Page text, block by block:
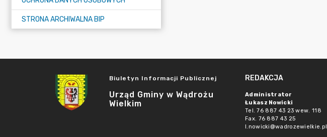
STRONA ARCHIWALNA BIP
Biuletyn Informacji Publicznej
Urząd Gminy w Wądrożu
Wielkim
REDAKCJA
Administrator
Łukasz Nowicki
Tel. 76 887 43 23 wew. 118
Fax. 76 887 43 25
l.nowicki@wadrozewielkie.pl